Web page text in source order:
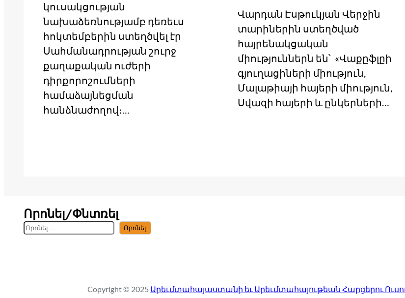
կուսակցության
նախաձեռնությամբ դեռեւս
հոկտեմբերին ստեղծվել էր
Սահմանադրության շուրջ
քաղաքական ուժերի
դիրքորոշումների
համաձայնեցման
հանձնաժողով։…
Վարդան Էսթուկյան Վերջին
տարիներին ստեղծված
հայրենակցական
միություններն են՝ «Վաքըֆլըի
գյուղացիների միություն,
Մալաթիայի հայերի միություն,
Սվազի հայերի և ընկերների…
Որոնել/Փնտռել
S
Որոնել
Copyright © 2025 Արեւմտահայաստանի եւ Արեւմտահայութեան Հարցերու